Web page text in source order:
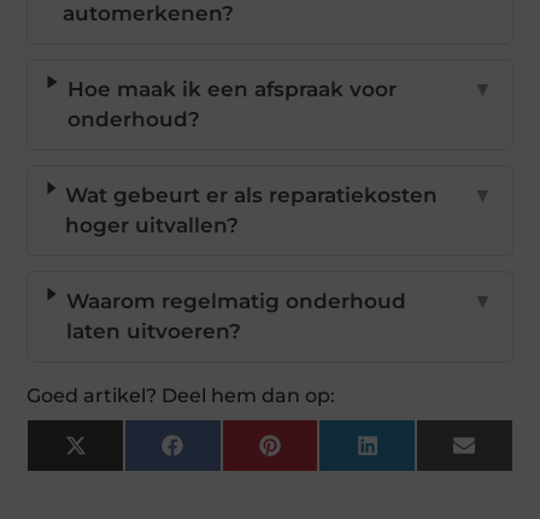
automerkenen?
Hoe maak ik een afspraak voor
onderhoud?
▼
Wat gebeurt er als reparatiekosten
hoger uitvallen?
▼
Waarom regelmatig onderhoud
laten uitvoeren?
▼
Goed artikel? Deel hem dan op:
X
(Twitter)
FacebookPinterestLinkedInEmail